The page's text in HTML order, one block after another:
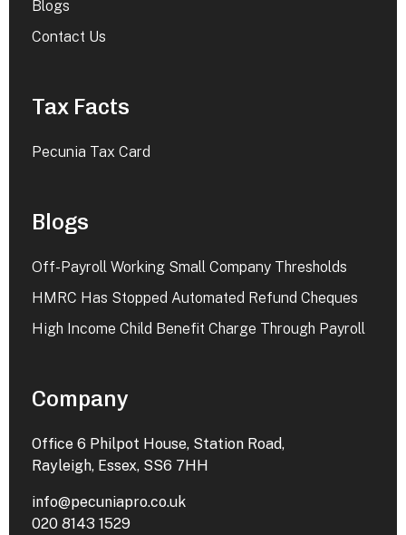
Blogs
Contact Us
Tax Facts
Pecunia Tax Card
Blogs
Off-Payroll Working Small Company Thresholds
HMRC Has Stopped Automated Refund Cheques
High Income Child Benefit Charge Through Payroll
Company
Office 6 Philpot House, Station Road,
Rayleigh, Essex, SS6 7HH
info@pecuniapro.co.uk
020 8143 1529